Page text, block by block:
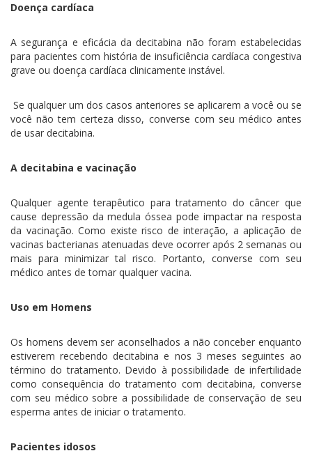
Doença cardíaca
A segurança e eficácia da decitabina não foram estabelecidas
para pacientes com história de insuficiência cardíaca congestiva
grave ou doença cardíaca clinicamente instável.
Se qualquer um dos casos anteriores se aplicarem a você ou se
você não tem certeza disso, converse com seu médico antes
de usar decitabina.
A decitabina e vacinação
Qualquer agente terapêutico para tratamento do câncer que
cause depressão da medula óssea pode impactar na resposta
da vacinação. Como existe risco de interação, a aplicação de
vacinas bacterianas atenuadas deve ocorrer após 2 semanas ou
mais para minimizar tal risco. Portanto, converse com seu
médico antes de tomar qualquer vacina.
Uso em Homens
Os homens devem ser aconselhados a não conceber enquanto
estiverem recebendo decitabina e nos 3 meses seguintes ao
término do tratamento. Devido à possibilidade de infertilidade
como consequência do tratamento com decitabina, converse
com seu médico sobre a possibilidade de conservação de seu
esperma antes de iniciar o tratamento.
Pacientes idosos